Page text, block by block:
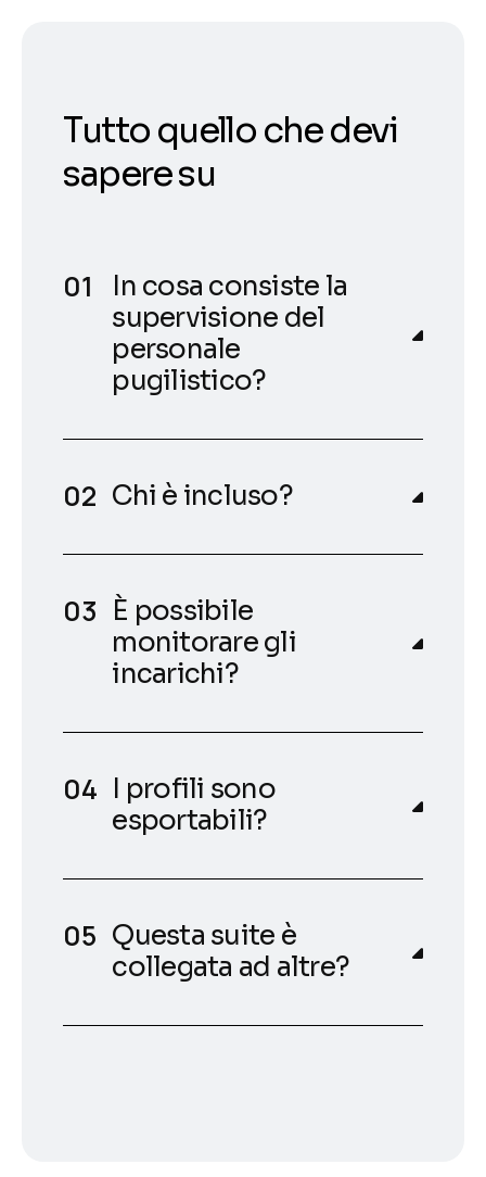
Tutto quello che devi
sapere su
In cosa consiste la
supervisione del
personale
pugilistico?
Chi è incluso?
È possibile
monitorare gli
incarichi?
I profili sono
esportabili?
Questa suite è
collegata ad altre?